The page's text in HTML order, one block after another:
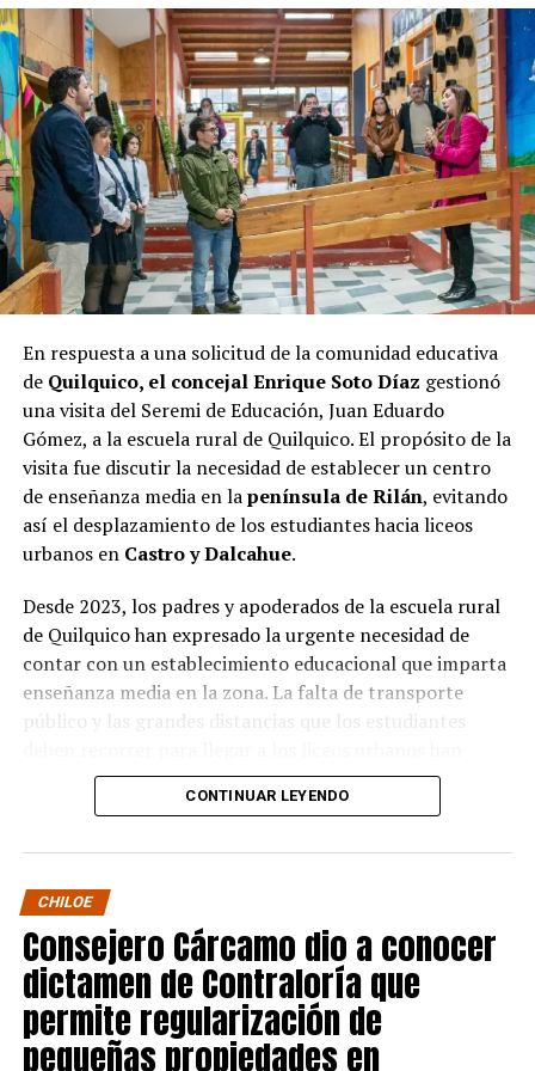
respaldo considerable entre los votantes, lo que se
refleja en la encuesta.
Las elecciones de octubre serán decisivas para Castro, y
los próximos días serán cruciales para todos los
candidatos en la recta final hacia las urnas.
En respuesta a una solicitud de la comunidad educativa
de Quilquico, el concejal Enrique Soto Díaz gestionó
una visita del Seremi de Educación, Juan Eduardo
Gómez, a la escuela rural de Quilquico. El propósito de la
visita fue discutir la necesidad de establecer un centro
de enseñanza media en lapenínsula de Rilán, evitando
así el desplazamiento de los estudiantes hacia liceos
urbanos en Castro y Dalcahue.
Desde 2023, los padres y apoderados de la escuela rural
de Quilquico han expresado la urgente necesidad de
contar con un establecimiento educacional que imparta
enseñanza media en la zona. La falta de transporte
público y las grandes distancias que los estudiantes
generado preocupaciones sobre el desapego familiar y el
aumento de la deserción escolar.
Durante la visita, el Seremi de Educación pudo conocer
de primera mano el proyecto educativo de la escuela, el
cual tiene una fuerte orientación cultural, ambiental e
indígena. Los padres y apoderados presentaron sus
argumentos sobre la necesidad de avanzar en la
creación de un centro de enseñanza media en la
península de Rilán.
CONTINUAR LEYENDO
CHILOE
Consejero Cárcamo dio a conocer
dictamen de Contraloría que
permite regularización de
pequeñas propiedades en